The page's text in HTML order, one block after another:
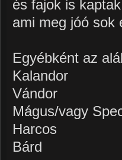
és fajok is
ami meg jóó sok
Egyébként az
Kalandor
Vándor
Mágus/vagy
Harcos
Bárd